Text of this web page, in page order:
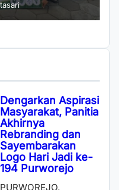
Dengarkan Aspirasi
Masyarakat, Panitia
Akhirnya
Rebranding dan
Sayembarakan
Logo Hari Jadi ke-
194 Purworejo
PURWOREJO,